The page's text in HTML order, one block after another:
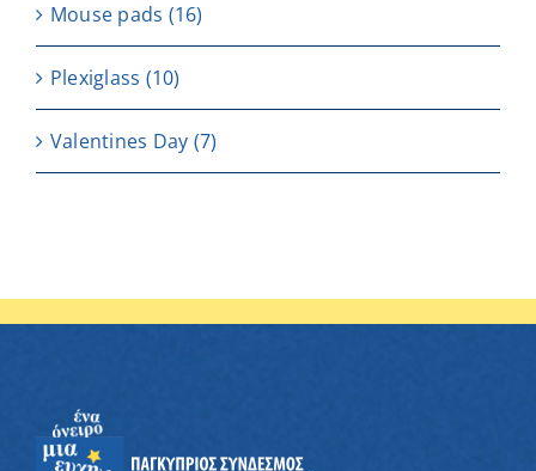
Μouse pads (16)
Plexiglass (10)
Valentines Day (7)